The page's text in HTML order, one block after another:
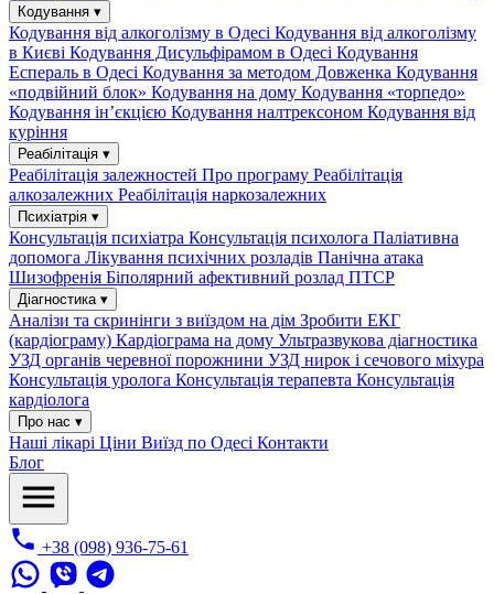
Кодування ▾
Кодування від алкоголізму в Одесі Кодування від алкоголізму
в Києві Кодування Дисульфірамом в Одесі Кодування
Еспераль в Одесі Кодування за методом Довженка Кодування
«подвійний блок» Кодування на дому Кодування «торпедо»
Кодування ін’єкцією Кодування налтрексоном Кодування від
куріння
Реабілітація ▾
Реабілітація залежностей Про програму Реабілітація
алкозалежних Реабілітація наркозалежних
Психіатрія ▾
Консультація психіатра Консультація психолога Паліативна
допомога Лікування психічних розладів Панічна атака
Шизофренія Біполярний афективний розлад ПТСР
Діагностика ▾
Аналізи та скринінги з виїздом на дім Зробити ЕКГ
(кардіограму) Кардіограма на дому Ультразвукова діагностика
УЗД органів черевної порожнини УЗД нирок і сечового міхура
Консультація уролога Консультація терапевта Консультація
кардіолога
Про нас ▾
Наші лікарі Ціни Виїзд по Одесі Контакти
Блог
+38 (098) 936-75-61